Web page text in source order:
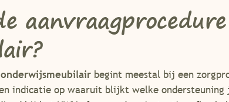
onderwijsmeubilair begint meestal bij een
indicatie op waaruit blijkt welke ondersteuning